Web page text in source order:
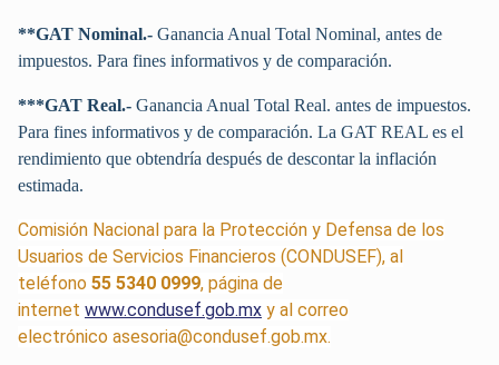
**GAT Nominal.- Ganancia Anual Total Nominal, antes de
impuestos. Para fines informativos y de comparación.
***GAT Real.- Ganancia Anual Total Real. antes de impuestos.
Para fines informativos y de comparación. La GAT REAL es el
rendimiento que obtendría después de descontar la inflación
estimada.
Comisión Nacional para la Protección y Defensa de los
Usuarios de Servicios Financieros (CONDUSEF), al
teléfono 55 5340 0999, página de
internet www.condusef.gob.mx y al correo
electrónico asesoria@condusef.gob.mx.